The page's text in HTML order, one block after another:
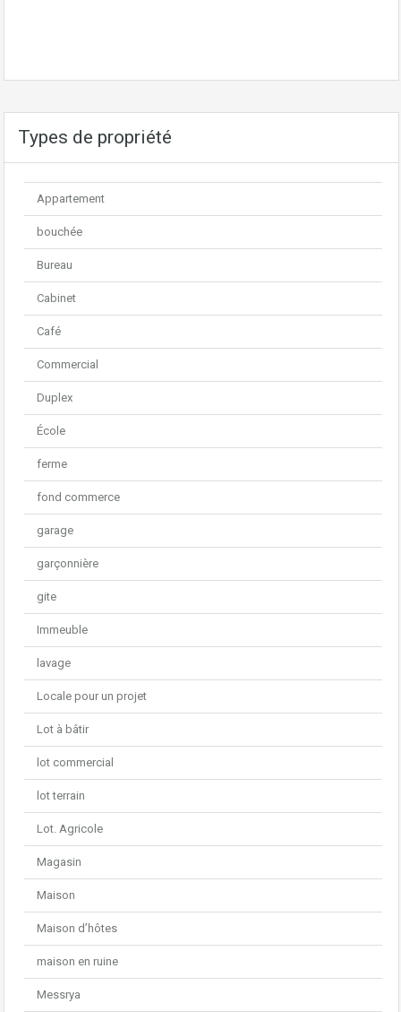
Types de propriété
Appartement
bouchée
Bureau
Cabinet
Café
Commercial
Duplex
École
ferme
fond commerce
garage
garçonnière
gite
Immeuble
lavage
Locale pour un projet
Lot à bâtir
lot commercial
lot terrain
Lot. Agricole
Magasin
Maison
Maison d’hôtes
maison en ruine
Messrya